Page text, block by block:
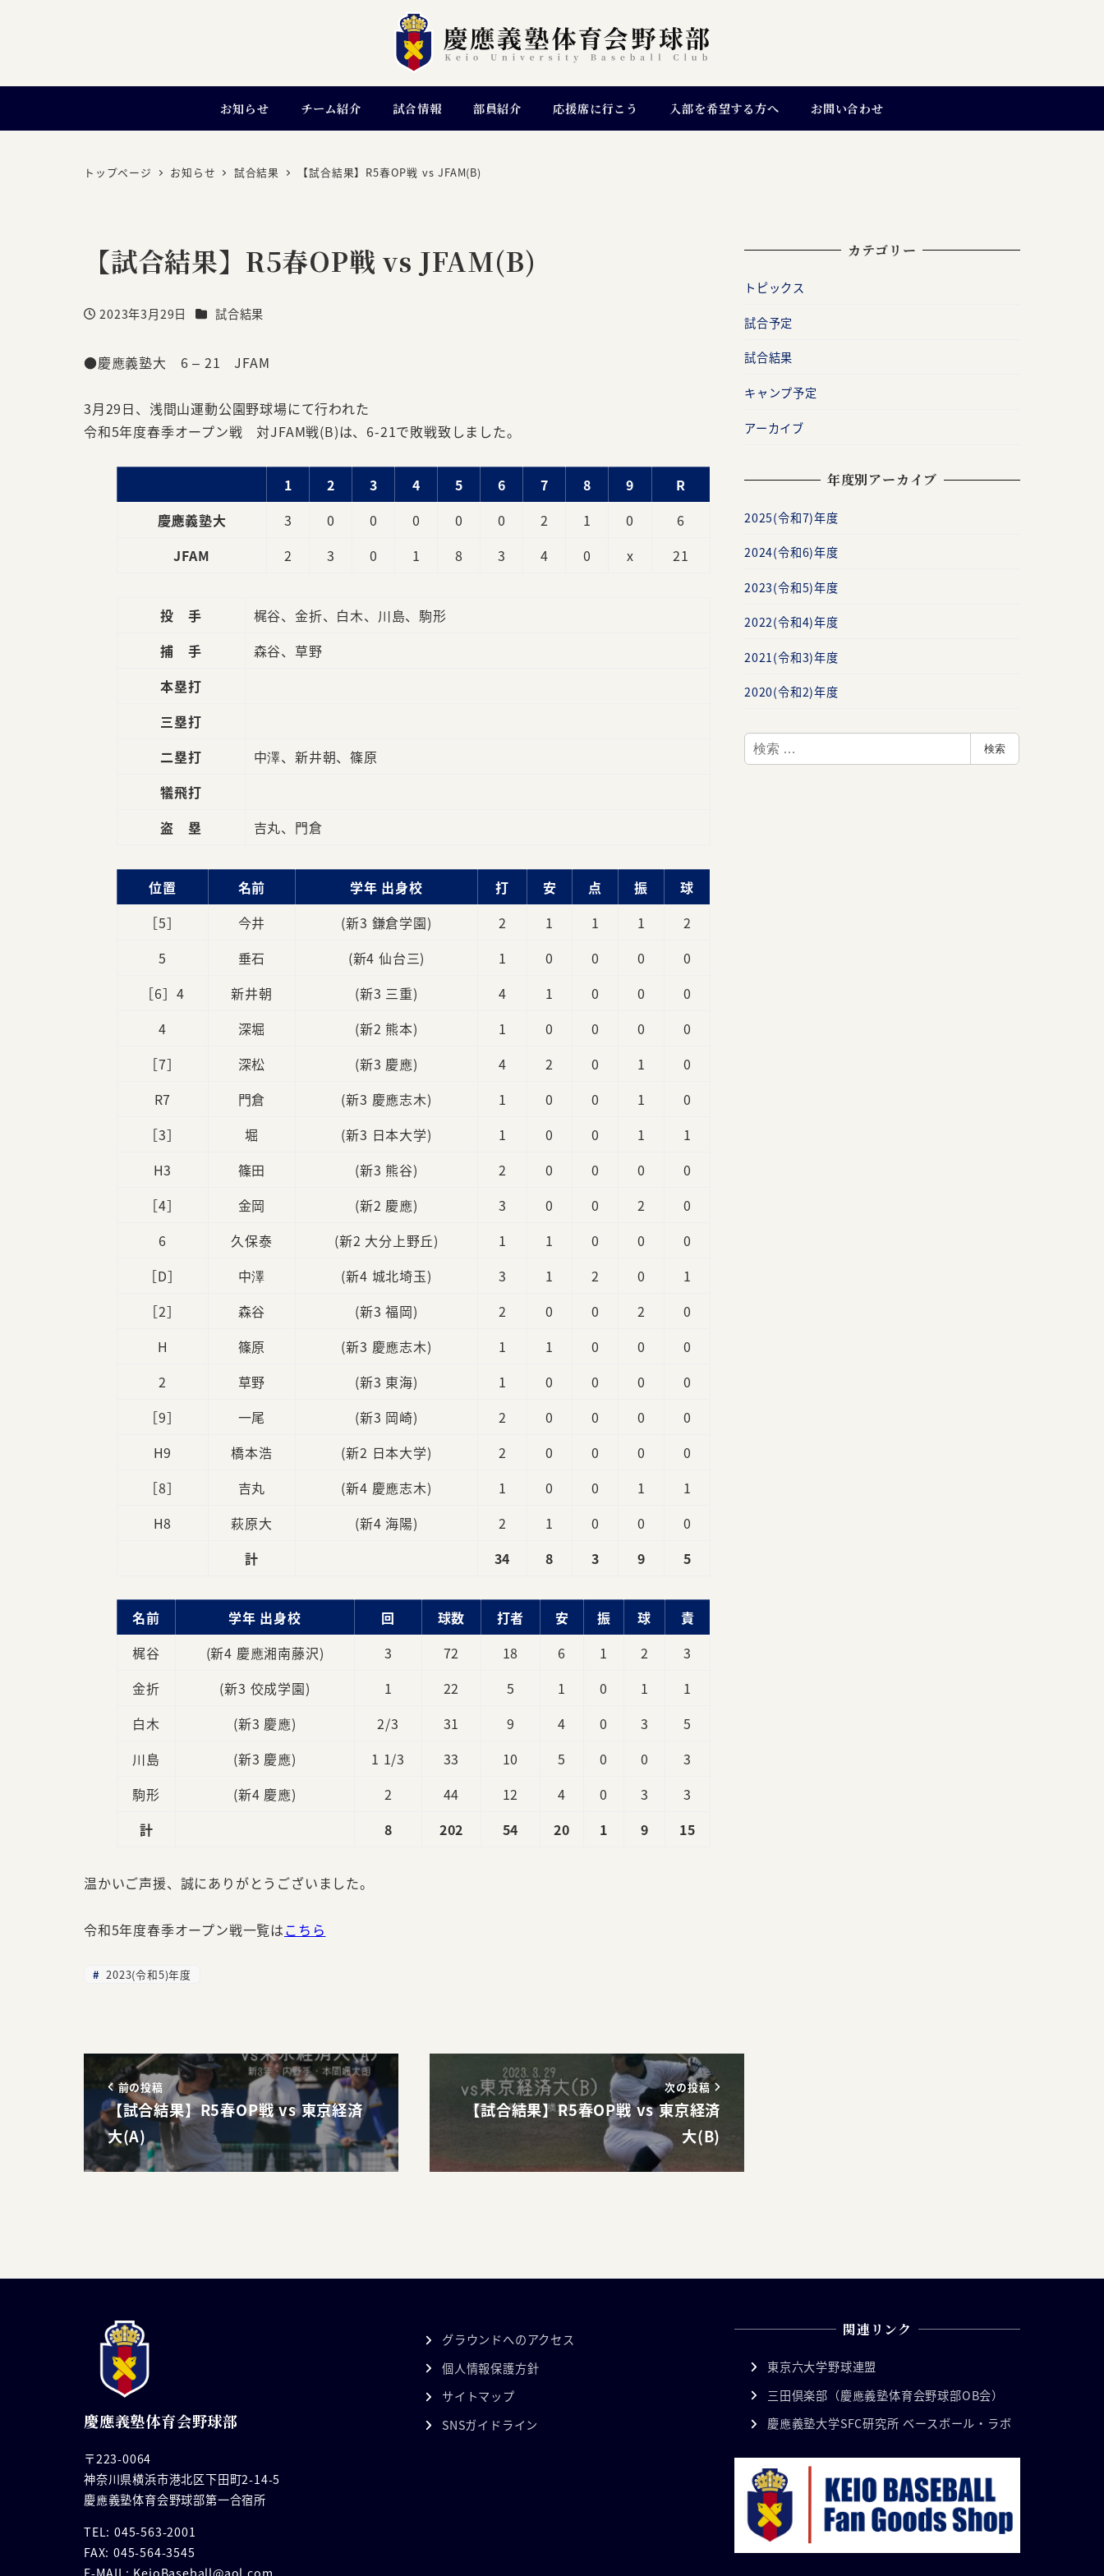
お知らせ チーム紹介 試合情報 部員紹介 応援席に行こう 入部を希望する方へ お問い合わせ
トップページ お知らせ 試合結果 【試合結果】R5春OP戦 vs JFAM(B)
【試合結果】R5春OP戦 vs JFAM(B)
投稿日
2023年3月29日 カテゴリー
試合結果
●慶應義塾大 6 – 21 JFAM
3月29日、浅間山運動公園野球場にて行われた
令和5年度春季オープン戦 対JFAM戦(B)は、6-21で敗戦致しました。
1 2 3 4 5 6 7 8 9
R
慶應義塾大
3 0 0 0 0 0 2 1 0
6
JFAM
2 3 0 1 8 3 4 0 x 21
投 手
梶谷、金折、白木、川島、駒形
捕 手
森谷、草野
本塁打
三塁打
二塁打
中澤、新井朝、篠原
犠飛打
盗 塁
吉丸、門倉
位置 名前 学年 出身校 打 安 点 振
球
［5］
今井 (新3 鎌倉学園) 2 1 1 1
2
5
垂石 (新4 仙台三) 1 0 0 0
0
［6］4
新井朝 (新3 三重) 4 1 0 0
0
4
深堀 (新2 熊本) 1 0 0 0
0
［7］
深松 (新3 慶應) 4 2 0 1
0
R7
門倉 (新3 慶應志木) 1 0 0 1
0
［3］
堀 (新3 日本大学) 1 0 0 1
1
H3
篠田 (新3 熊谷) 2 0 0 0
0
［4］
金岡 (新2 慶應) 3 0 0 2
0
6
久保泰 (新2 大分上野丘) 1 1 0 0
0
［D］
中澤 (新4 城北埼玉) 3 1 2 0
1
［2］
森谷 (新3 福岡) 2 0 0 2
0
H
篠原 (新3 慶應志木) 1 1 0 0
0
2
草野 (新3 東海) 1 0 0 0
0
［9］
一尾 (新3 岡崎) 2 0 0 0
0
H9
橋本浩 (新2 日本大学) 2 0 0 0
0
［8］
吉丸 (新4 慶應志木) 1 0 0 1
1
H8
萩原大 (新4 海陽) 2 1 0 0
0
計
34 8 3 9 5
名前 学年 出身校 回 球数 打者 安 振 球
責
梶谷
(新4 慶應湘南藤沢) 3 72 18 6 1 2
3
金折
(新3 佼成学園) 1 22 5 1 0 1
1
白木
(新3 慶應) 2/3 31 9 4 0 3
5
川島
(新3 慶應) 1 1/3 33 10 5 0 0
3
駒形
(新4 慶應) 2 44 12 4 0 3
3
計
8 202 54 20 1 9 15
温かいご声援、誠にありがとうございました。
令和5年度春季オープン戦一覧はこちら
2023(令和5)年度
前の投稿
【試合結果】R5春OP戦 vs 東京経済
大(A)
次の投稿
【試合結果】R5春OP戦 vs 東京経済
大(B)
カテゴリー
トピックス
試合予定
試合結果
キャンプ予定
アーカイブ
年度別アーカイブ
2025(令和7)年度
2024(令和6)年度
2023(令和5)年度
2022(令和4)年度
2021(令和3)年度
2020(令和2)年度
検
索
検索
慶應義塾体育会野球部
〒223-0064
神奈川県横浜市港北区下田町2-14-5
慶應義塾体育会野球部第一合宿所
TEL: 045-563-2001
FAX: 045-564-3545
グラウンドへのアクセス
個人情報保護方針
サイトマップ
SNSガイドライン
関連リンク
東京六大学野球連盟
三田倶楽部（慶應義塾体育会野球部OB会）
慶應義塾大学SFC研究所 ベースボール・ラボ